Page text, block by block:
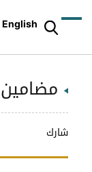
English
شارك